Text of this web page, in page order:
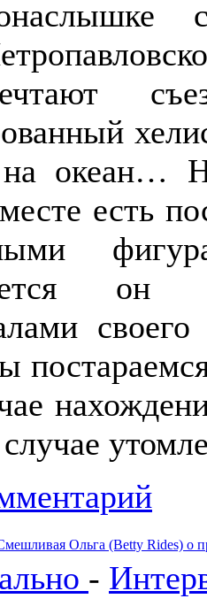
на океан…
есть
он
Ольга (Betty Rides) о
-